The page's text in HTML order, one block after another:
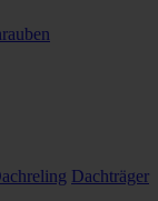
Dachträger